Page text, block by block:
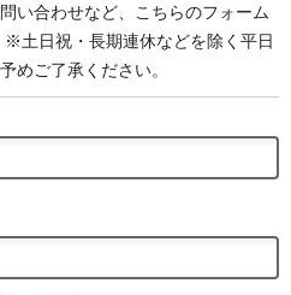
い合わせなど、こちらのフォーム
土日祝・長期連休などを除く平日
めご了承ください。